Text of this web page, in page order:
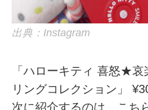
出典：Instagram
「ハローキティ 喜怒★
リングコレクション」
次に紹介するのは、こち